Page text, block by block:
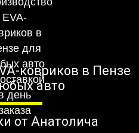
ковриков в Пензе
авто
от Анатолича